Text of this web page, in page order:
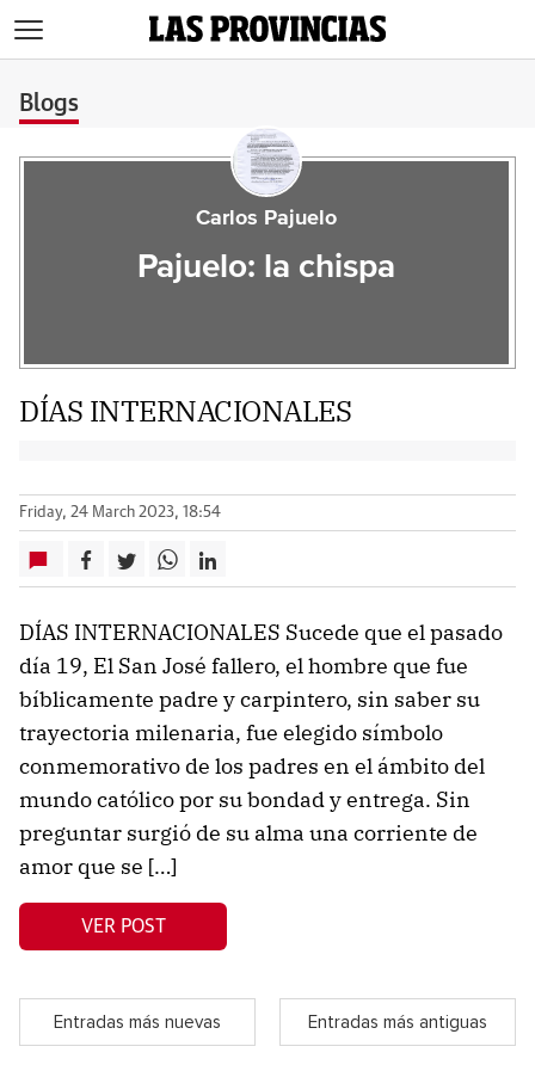
Blogs
Carlos Pajuelo
Pajuelo: la chispa
DÍAS INTERNACIONALES
Friday, 24 March 2023, 18:54
DÍAS INTERNACIONALES Sucede que el pasado
día 19, El San José fallero, el hombre que fue
bíblicamente padre y carpintero, sin saber su
trayectoria milenaria, fue elegido símbolo
conmemorativo de los padres en el ámbito del
mundo católico por su bondad y entrega. Sin
preguntar surgió de su alma una corriente de
amor que se […]
VER POST
Entradas más nuevas Entradas más antiguas